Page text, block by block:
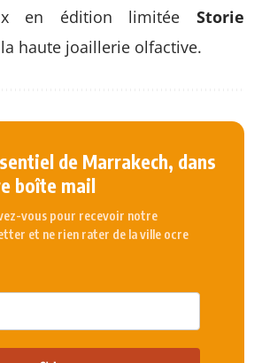
en édition limitée Storie
haute joaillerie olfactive.
de Marrakech, dans
boîte mail
vous pour recevoir notre
et ne rien rater de la ville ocre